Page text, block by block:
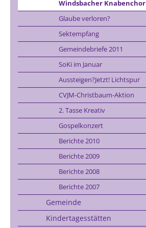
Windsbacher Knabenchor
Glaube verloren?
Sektempfang
Gemeindebriefe 2011
SoKi im Januar
Aussteigen?Jetzt! Lichtspur
CVJM-Christbaum-Aktion
2. Tasse Kreativ
Gospelkonzert
Berichte 2010
Berichte 2009
Berichte 2008
Berichte 2007
Gemeinde
Kindertagesstätten